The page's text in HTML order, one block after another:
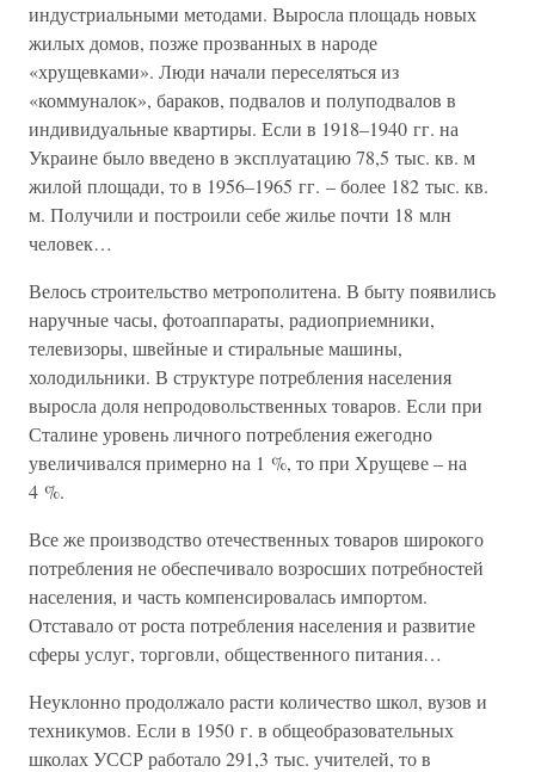
индустриальными методами. Выросла площадь новых
жилых домов, позже прозванных в народе
«хрущевками». Люди начали переселяться из
«коммуналок», бараков, подвалов и полуподвалов в
индивидуальные квартиры. Если в 1918–1940 гг. на
Украине было введено в эксплуатацию 78,5 тыс. кв. м
жилой площади, то в 1956–1965 гг. – более 182 тыс. кв.
м. Получили и построили себе жилье почти 18 млн
человек…
Велось строительство метрополитена. В быту появились
наручные часы, фотоаппараты, радиоприемники,
телевизоры, швейные и стиральные машины,
холодильники. В структуре потребления населения
выросла доля непродовольственных товаров. Если при
Сталине уровень личного потребления ежегодно
увеличивался примерно на 1 %, то при Хрущеве – на
4 %.
Все же производство отечественных товаров широкого
потребления не обеспечивало возросших потребностей
населения, и часть компенсировалась импортом.
Отставало от роста потребления населения и развитие
сферы услуг, торговли, общественного питания…
Неуклонно продолжало расти количество школ, вузов и
техникумов. Если в 1950 г. в общеобразовательных
школах УССР работало 291,3 тыс. учителей, то в